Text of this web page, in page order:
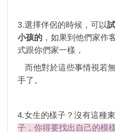
3.選擇伴侶的時候，可以
小孩的 ，如果到他們家作
式跟你們家一樣，
而他對於這些事情視若
手了。
4.女生的樣子？沒有這種東
子，你得要找出自己的模樣